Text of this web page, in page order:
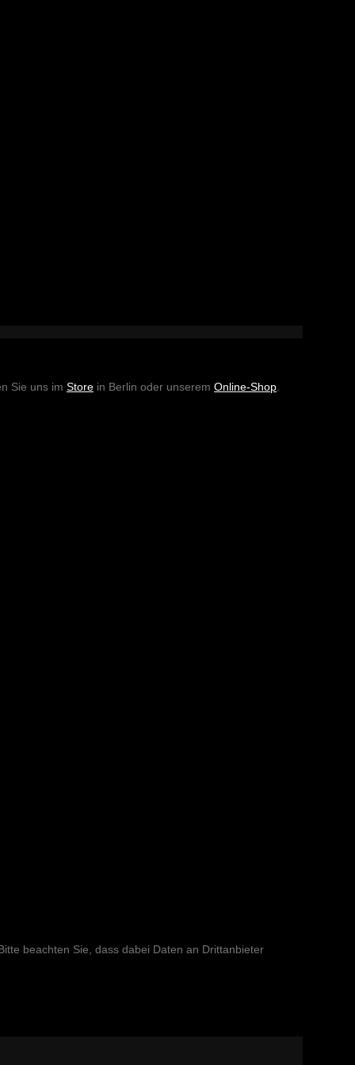
Sie uns im Store in Berlin oder unserem Online-Shop
beachten Sie, dass dabei Daten an Drittanbieter